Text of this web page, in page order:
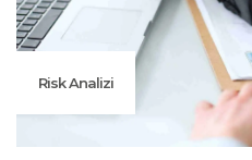
Risk Analizi